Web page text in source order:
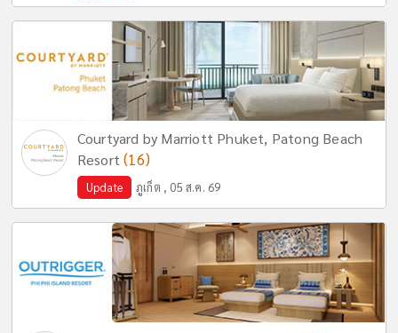
Courtyard by Marriott Phuket, Patong Beach
Resort(16)
Update ภูเก็ต , 05 ส.ค. 69